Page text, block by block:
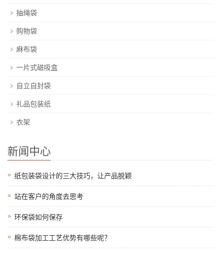
抽绳袋
购物袋
麻布袋
一片式磁吸盒
自立自封袋
礼品包装纸
衣架
新闻中心
纸包装袋设计的三大技巧，让产品脱颖
站在客户的角度去思考
环保袋如何保存
棉布袋加工工艺优势有哪些呢？